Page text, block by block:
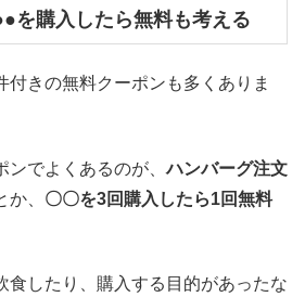
を購入したら無料も考える
付きの無料クーポンも多くありま
ンでよくあるのが、ハンバーグ注文
か、 〇〇を3回購入したら1回無料
食したり、購入する目的があったな